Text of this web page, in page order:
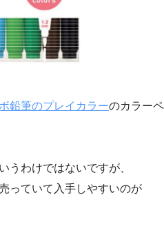
鉛筆のプレイカラーのカラーペ
うわけではないですが、
っていて入手しやすいのが